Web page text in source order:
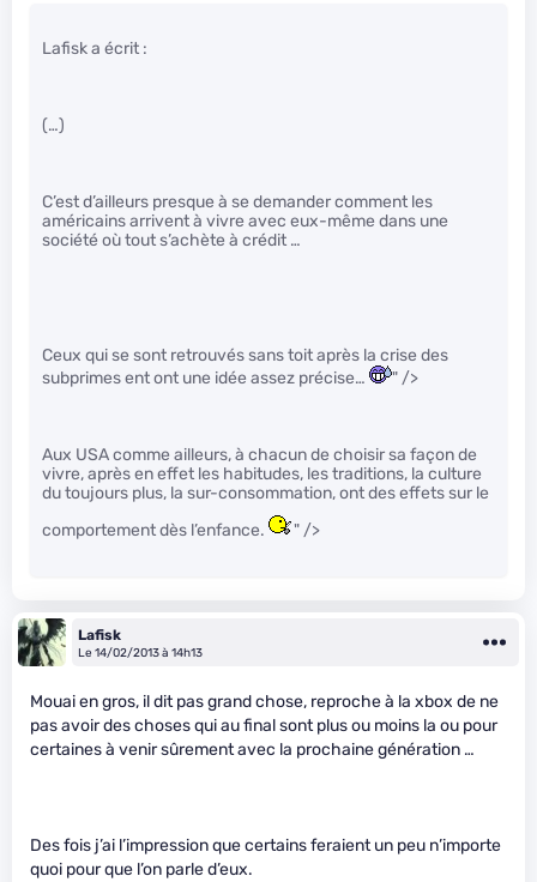
Lafisk a écrit :
(…)
C’est d’ailleurs presque à se demander comment les
américains arrivent à vivre avec eux-même dans une
société où tout s’achète à crédit …
Ceux qui se sont retrouvés sans toit après la crise des
subprimes ent ont une idée assez précise…
" />
Aux USA comme ailleurs, à chacun de choisir sa façon de
vivre, après en effet les habitudes, les traditions, la culture
du toujours plus, la sur-consommation, ont des effets sur le
comportement dès l’enfance.
" />
Lafisk
Le 14/02/2013 à 14h13
Mouai en gros, il dit pas grand chose, reproche à la xbox de ne
pas avoir des choses qui au final sont plus ou moins la ou pour
certaines à venir sûrement avec la prochaine génération …
Des fois j’ai l’impression que certains feraient un peu n’importe
quoi pour que l’on parle d’eux.